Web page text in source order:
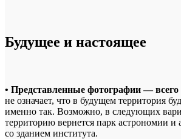
Будущее и настоящее
• Представленные фотографии —
не означает, что в будущем территория
именно так. Возможно, в следующих
территорию вернется парк астрономии и
со зданием института.